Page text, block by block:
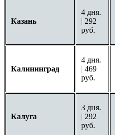
Казань
4 дня.
| 292
руб.
Калининград
4 дня.
| 469
руб.
Калуга
3 дня.
| 292
руб.